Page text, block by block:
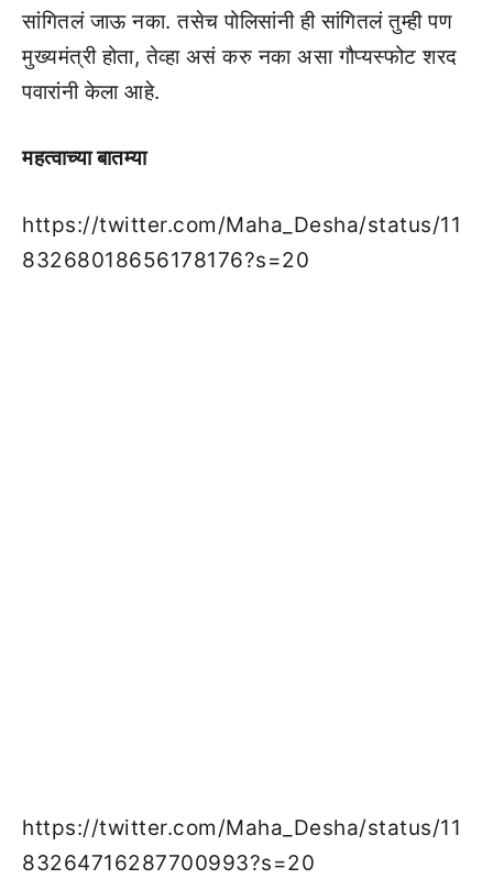
सांगितलं जाऊ नका. तसेच पोलिसांनी ही सांगितलं तुम्ही पण
मुख्यमंत्री होता, तेव्हा असं करु नका असा गौप्यस्फोट शरद
पवारांनी केला आहे.
महत्वाच्या बातम्या
https://twitter.com/Maha_Desha/status/11
83268018656178176?s=20
https://twitter.com/Maha_Desha/status/11
83264716287700993?s=20